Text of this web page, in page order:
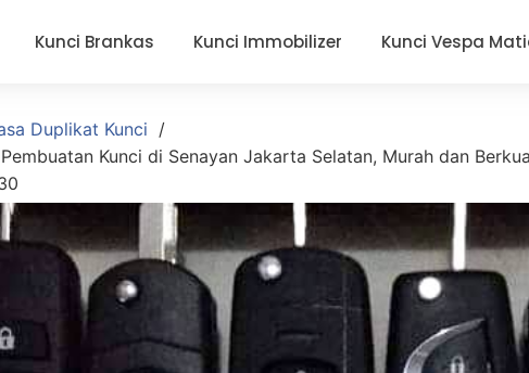
Kunci Brankas Kunci Immobilizer Kunci Vespa
Duplikat Kunci
Kunci di Senayan Jakarta Selatan, Murah dan